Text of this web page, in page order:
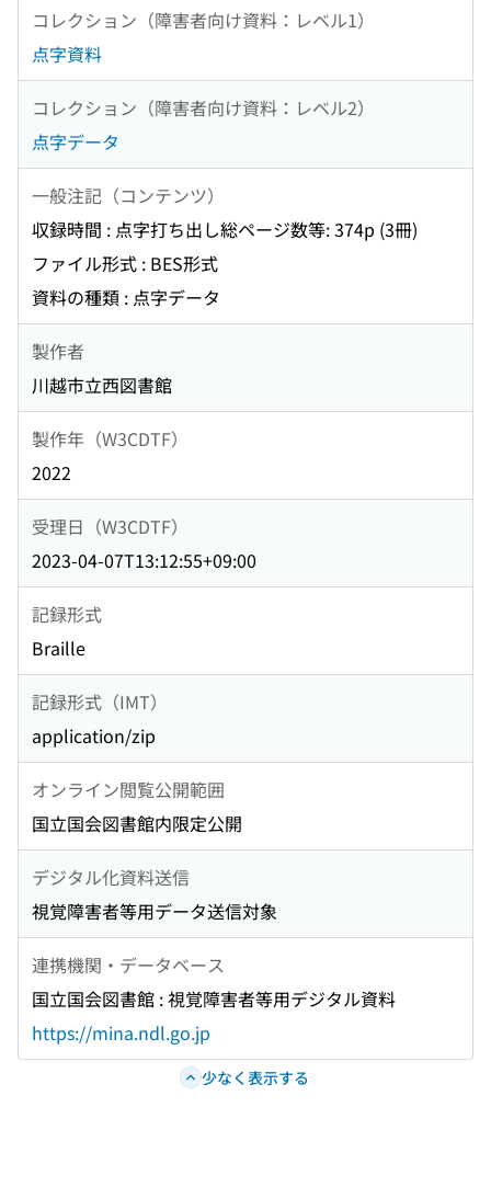
コレクション（障害者向け資料：レベル1）
点字資料
コレクション（障害者向け資料：レベル2）
点字データ
一般注記（コンテンツ）
収録時間 : 点字打ち出し総ページ数等: 374p (3冊)
ファイル形式 : BES形式
資料の種類 : 点字データ
製作者
川越市立西図書館
製作年（W3CDTF）
2022
受理日（W3CDTF）
2023-04-07T13:12:55+09:00
記録形式
Braille
記録形式（IMT）
application/zip
オンライン閲覧公開範囲
国立国会図書館内限定公開
デジタル化資料送信
視覚障害者等用データ送信対象
連携機関・データベース
国立国会図書館 : 視覚障害者等用デジタル資料
https://mina.ndl.go.jp
少なく表示する